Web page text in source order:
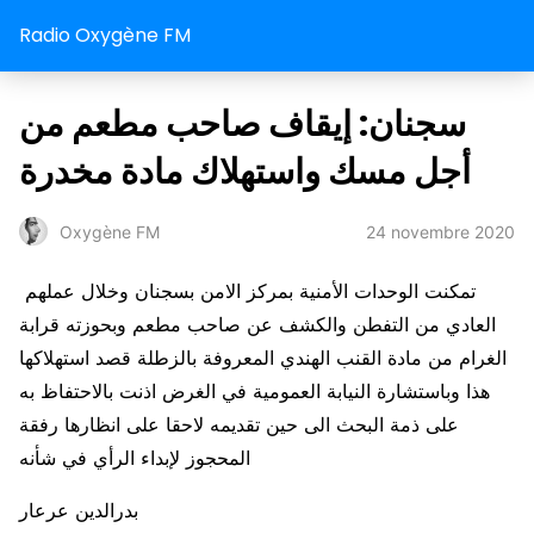
Radio Oxygène FM
سجنان: إيقاف صاحب مطعم من
أجل مسك واستهلاك مادة مخدرة
Oxygène FM 24 novembre 2020
العادي من التفطن والكشف عن صاحب مطعم وبحوزته قرابة
الغرام من مادة القنب الهندي المعروفة بالزطلة قصد استهلاكها
هذا وباستشارة النيابة العمومية في الغرض اذنت بالاحتفاظ به
على ذمة البحث الى حين تقديمه لاحقا على انظارها رفقة
المحجوز لإبداء الرأي في شأنه
بدرالدين عرعار